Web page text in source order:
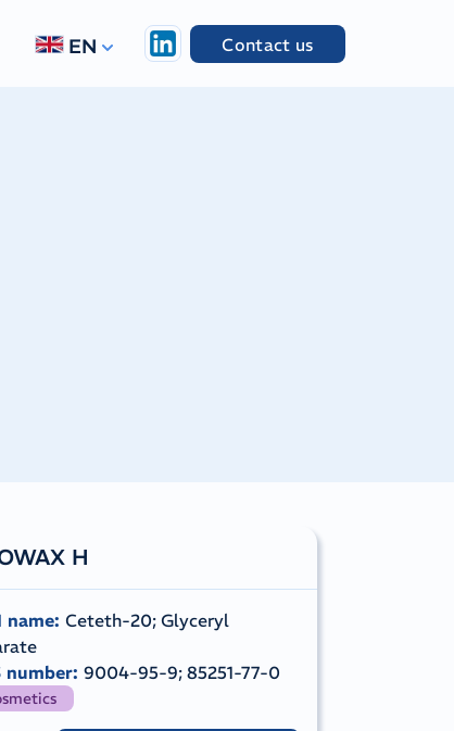
EN Contact us
H
name: Ceteth-20; Glyceryl
number: 9004-95-9; 85251-77-0